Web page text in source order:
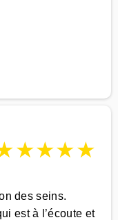
★★★★
des seins.
est à l’écoute et